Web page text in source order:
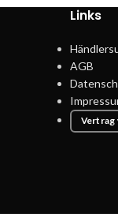
Links
AGB
Vertrag